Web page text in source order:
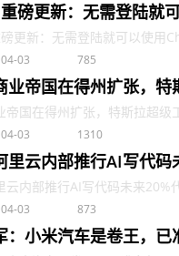
磅更新：无需登陆就
更新：无需登陆就可以使用
04-03 785
业帝国在得州扩张，
帝国在得州扩张，特斯拉超级
04-03 1310
里云内部推行AI写代
云内部推行AI写代码未来20%
04-03 873
：小米汽车是卷王，